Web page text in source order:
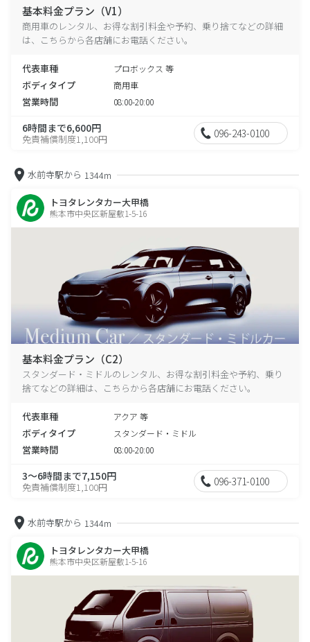
基本料金プラン（V1）
商用車のレンタル、お得な割引料金や予約、乗り捨てなどの詳細
は、こちらから各店舗にお電話ください。
代表車種 プロボックス 等
ボディタイプ 商用車
営業時間 08:00-20:00
6時間まで6,600円
免責補償制度1,100円 096-243-0100
水前寺駅から 1344m
トヨタレンタカー大甲橋
熊本市中央区新屋敷1-5-16
基本料金プラン（C2）
スタンダード・ミドルのレンタル、お得な割引料金や予約、乗り
捨てなどの詳細は、こちらから各店舗にお電話ください。
代表車種 アクア 等
ボディタイプ スタンダード・ミドル
営業時間 08:00-20:00
3～6時間まで7,150円
免責補償制度1,100円 096-371-0100
水前寺駅から 1344m
トヨタレンタカー大甲橋
熊本市中央区新屋敷1-5-16